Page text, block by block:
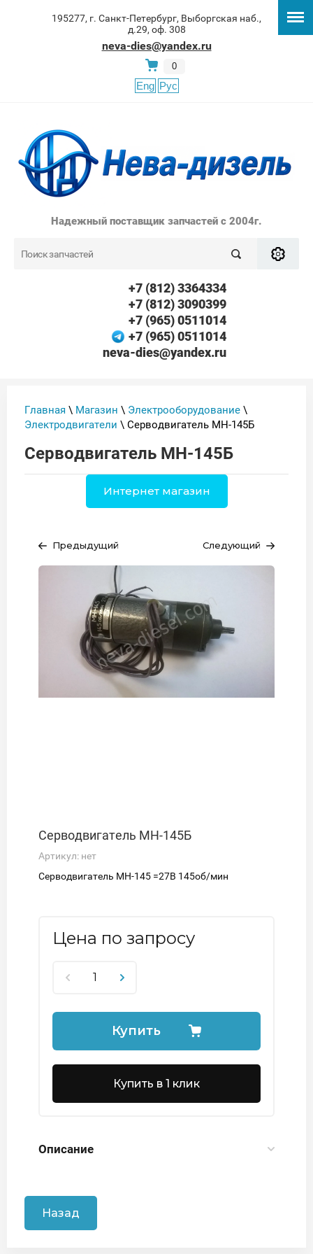
195277, г. Санкт-Петербург, Выборгская наб.,
д.29, оф. 308
neva-dies@yandex.ru
0
Eng Рус
Надежный поставщик запчастей с 2004г.
+7 (812) 3364334
+7 (812) 3090399
+7 (965) 0511014
+7 (965) 0511014
neva-dies@yandex.ru
Главная \ Магазин \ Электрооборудование \
Электродвигатели \ Серводвигатель МН-145Б
Серводвигатель МН-145Б
Интернет магазин
Предыдущий Следующий
Серводвигатель МН-145Б
Артикул: нет
Серводвигатель МН-145 =27В 145об/мин
Цена по запросу
Купить
Купить в 1 клик
Описание
Назад